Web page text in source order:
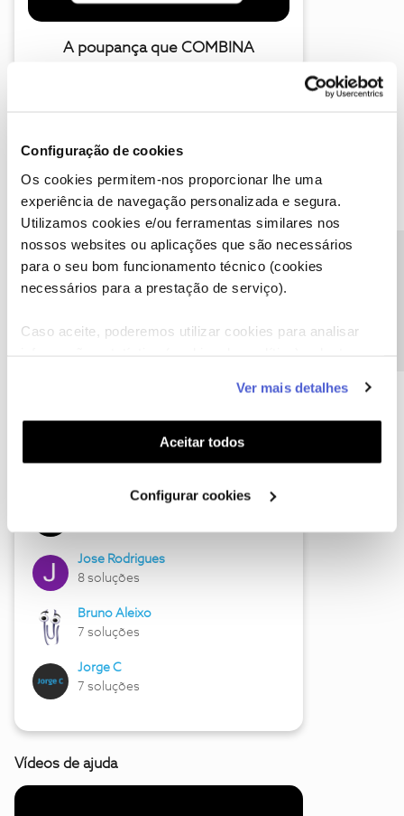
Configuração de cookies
Os cookies permitem-nos proporcionar lhe uma
experiência de navegação personalizada e segura.
Utilizamos cookies e/ou ferramentas similares nos
nossos websites ou aplicações que são necessários
para o seu bom funcionamento técnico (cookies
necessários para a prestação de serviço).
Caso aceite, poderemos utilizar cookies para analisar
funcionalidades (cookies de personalização e
funcionalidade) e adaptar anúncios aos seus interesses
(cookies de publicidade personalizada). Pode gerir a
utilização dos cookies clicando em "Configurar
Ver mais detalhes
Aceitar todos
Configurar cookies
A poupança que COMBINA
Descubra as novidades de junho
Hall of Fame de junho
Jose Rodrigues
8 soluções
Bruno Aleixo
7 soluções
Jorge C
7 soluções
Vídeos de ajuda